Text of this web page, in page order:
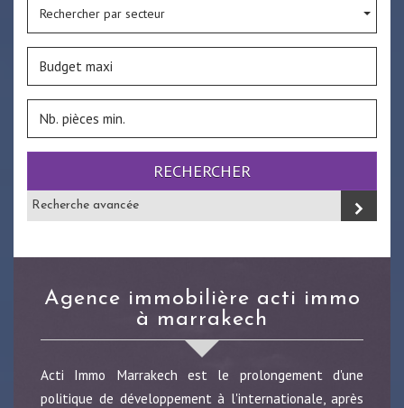
Rechercher par secteur
RECHERCHER
Recherche avancée
agence immobilière acti immo
à marrakech
Acti Immo Marrakech est le prolongement d'une
politique de développement à l'internationale, après